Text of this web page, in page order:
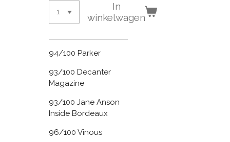
In
winkelwagen
94/100 Parker
93/100 Decanter
Magazine
93/100 Jane Anson
Inside Bordeaux
96/100 Vinous